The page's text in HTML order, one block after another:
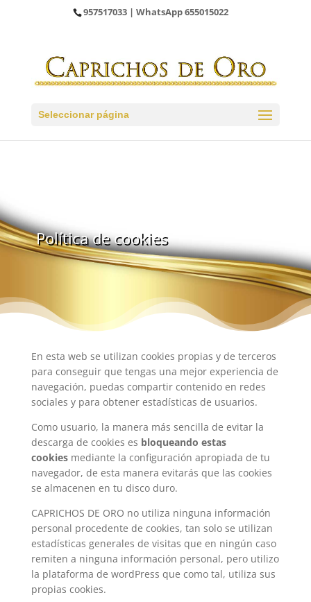
957517033 | WhatsApp655015022
Seleccionar página
Política de cookies
En esta web se utilizan cookies propias y de terceros
para conseguir que tengas una mejor experiencia de
navegación, puedas compartir contenido en redes
sociales y para obtener estadísticas de usuarios.
Como usuario, la manera más sencilla de evitar la
descarga de cookies es bloqueando estas
cookies mediante la configuración apropiada de tu
navegador, de esta manera evitarás que las cookies
se almacenen en tu disco duro.
CAPRICHOS DE ORO no utiliza ninguna información
personal procedente de cookies, tan solo se utilizan
estadísticas generales de visitas que en ningún caso
remiten a ninguna información personal, pero utilizo
la plataforma de wordPress que como tal, utiliza sus
propias cookies.